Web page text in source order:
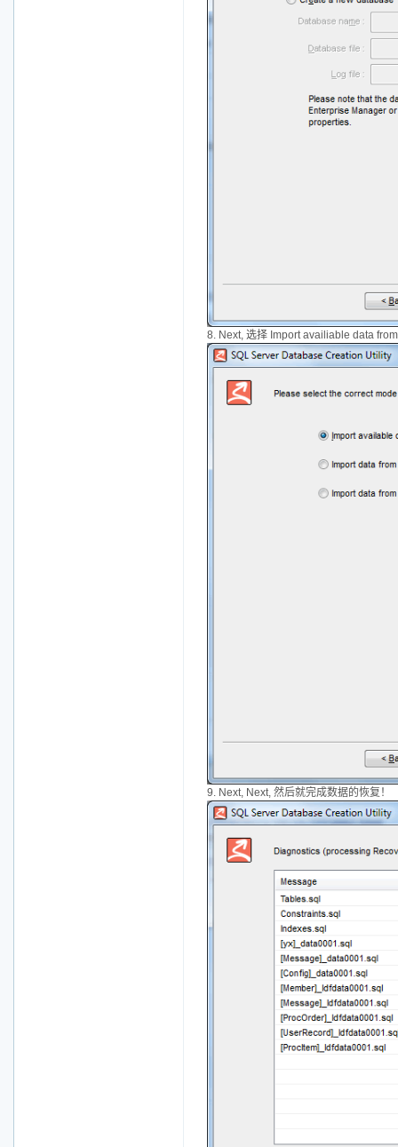
8. Next, 选择 Import availiable data
9. Next, Next, 然后就完成数据的恢复！